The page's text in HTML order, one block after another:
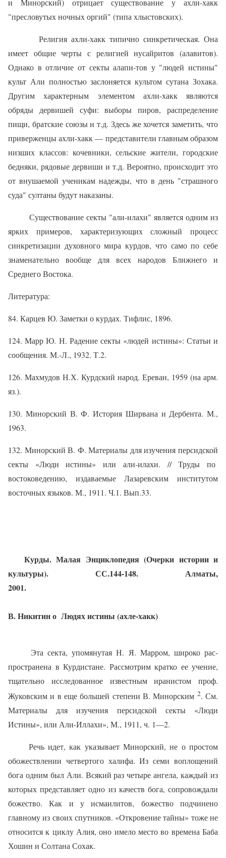
и Минорский) отрицает существование у ахли-хакк
"пресловутых ночных оргий" (типа хлыстовских).
Религия ахли-хакк типично синкретическая. Она
имеет общие чер­ты с религией нусайритов (алавитов).
Однако в отличие от секты алапи-тов у "людей истины"
культ Али полностью заслоняется культом сута­на Зохака.
Другим характерным элементом ахли-хакк являются
обряды дервишей суфи: выборы пиров, распределение
пищи, братские союзы и т.д. Здесь же хочется заметить, что
приверженцы ахли-хакк — пред­ставители главным образом
низших классов: кочевники, сельские жи­тели, городские
бедняки, рядовые дервиши и т.д. Вероятно, происходит это
от внушаемой ученикам надежды, что в день "страшного
суда" сул­таны будут наказаны.
Существование секты "али-илахи" является одним из
ярких приме­ров, характеризующих сложный процесс
синкретизации духовного мира курдов, что само по себе
знаменательно вообще для всех народов Ближ­него и
Среднего Востока.
Литература:
84. Карцев Ю. Заметки о курдах. Тифлис, 1896.
124. Марр Ю. Н. Радение секты «людей истины»: Статьи и
сообщения. М.-Л., 1932. Т.2.
126. Махмудов Н.Х. Курдский народ. Ереван, 1959 (на арм.
яз.).
130. Минорский В. Ф. История Ширвана и Дербента. М.,
1963.
132. Минорский В. Ф. Материалы для изучения персидской
секты «Люди истины» или али-илахи. // Труды по
востоковедению, издаваемые Лазаревским институтом
восточных языков. М., 1911. Ч.1. Вып.33.
Курды. Малая Энциклопедия (Очерки истории и
культуры). СС.144-148. Алматы,
2001.
В. Никитин о Людяхистины (ахле-хакк)
Эта секта, упомянутая Н. Я. Марром, широко рас­
пространена в Курдистане. Рассмотрим кратко ее уче­ние,
тщательно исследованное известным иранистом проф.
Жуковским и в еще большей степени В. Минорским 2. См.
Материалы для изучения персидской секты «Люди
Истины», или Али-Иллахи», М., 1911, ч. 1—2.
Речь идет, как указывает Минорский, не о простом
обожествлении четвертого халифа. Из семи воплощений
бога одним был Али. Всякий раз четыре ангела, каж­дый из
которых представляет одно из качеств бога, сопровождали
божество. Как и у исмаилитов, божество подчинено
главному из своих спутников. «Откровение тайны» тоже не
относится к циклу Алия, оно имело ме­сто во времена Баба
Хошин и Солтана Сохак.